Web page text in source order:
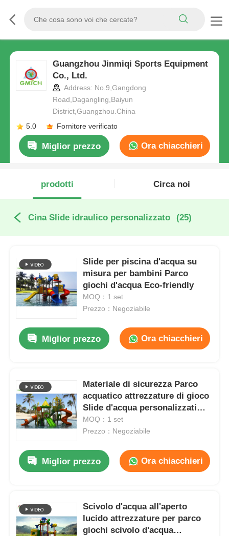
Guangzhou Jinmiqi Sports Equipment
Co., Ltd.
Address: No.9,Gangdong
Road,Dagangling,Baiyun
District,Guangzhou.China
5.0
Fornitore verificato
Miglior prezzo Ora chiacchieri
prodotti Circa noi
Cina Slide idraulico personalizzato (25)
Slide per piscina d'acqua su
misura per bambini Parco
giochi d'acqua Eco-friendly
MOQ：1 set
Prezzo：Negoziabile
Miglior prezzo Ora chiacchieri
Materiale di sicurezza Parco
acquatico attrezzature di gioco
Slide d'acqua personalizzati
Facile da installare
MOQ：1 set
Prezzo：Negoziabile
Miglior prezzo Ora chiacchieri
Scivolo d'acqua all'aperto
lucido attrezzature per parco
giochi scivolo d'acqua